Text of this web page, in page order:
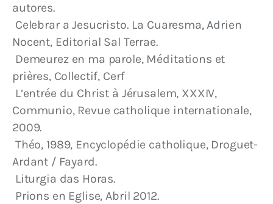
autores.
Nocent, Editorial Sal Terrae.
prières, Collectif, Cerf
Communio, Revue catholique internationale,
2009.
Ardant / Fayard.
Liturgia das Horas.
Prions en Eglise, Abril 2012.